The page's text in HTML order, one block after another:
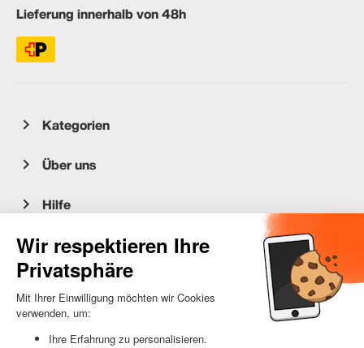
Lieferung innerhalb von 48h
Kategorien
Über uns
Hilfe
Kundenservice
occasion.migros.mobile@recommerce.com
Montag-Freitag 08:00-17:00